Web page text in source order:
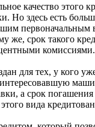
качество этого
здесь есть
первоначальным
же, срок такого
комиссиями.
для тех, у кого
а срок
вида